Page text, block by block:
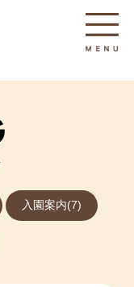
入園案内(7)